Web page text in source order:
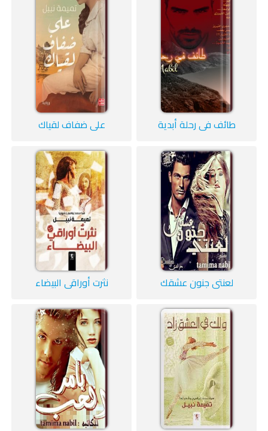
طائف في رحلة أبدية على ضفاف لقياك
لعنتي جنون عشقك نثرت أوراقي البيضاء